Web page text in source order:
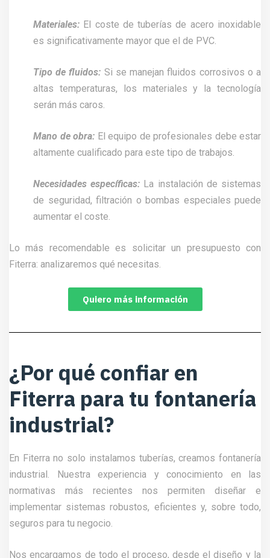
Materiales: El coste de tuberías de acero inoxidable
es significativamente mayor que el de PVC.
Tipo de fluidos: Si se manejan fluidos corrosivos o a
altas temperaturas, los materiales y la tecnología
serán más caros.
Mano de obra: El equipo de profesionales debe estar
altamente cualificado para este tipo de trabajos.
Necesidades específicas: La instalación de sistemas
de seguridad, filtración o bombas especiales puede
aumentar el coste.
Lo más recomendable es solicitar un presupuesto con
Fiterra: analizaremos qué necesitas.
Quiero más información
¿Por qué confiar en
Fiterra para tu fontanería
industrial?
En Fiterra no solo instalamos tuberías, creamos fontanería
industrial. Nuestra experiencia y conocimiento en las
normativas más recientes nos permiten diseñar e
implementar sistemas robustos, eficientes y, sobre todo,
seguros para tu negocio.
Nos encargamos de todo el proceso, desde el diseño y la